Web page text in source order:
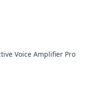
Voice Amplifier Pro